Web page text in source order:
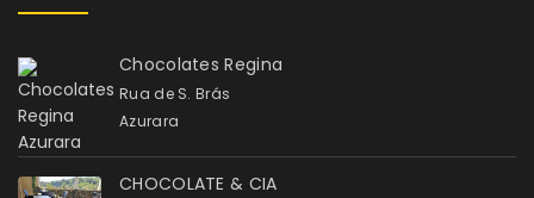
Chocolates Regina
Rua de S. Brás
Azurara
CHOCOLATE & CIA